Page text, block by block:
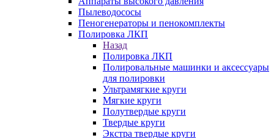
Пылеводососы
Пеногенераторы и пенокомплекты
Полировка ЛКП
Назад
Полировка ЛКП
Полировальные машинки и аксессуары
для полировки
Ультрамягкие круги
Мягкие круги
Полутвердые круги
Твердые круги
Экстра твердые круги